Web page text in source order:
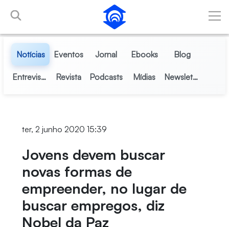
Pular para o Conteúdo principal
Notícias Eventos Jornal Ebooks Blog
Entrevistas Revista Podcasts Mídias Newsletter
ter, 2 junho 2020 15:39
Jovens devem buscar
novas formas de
empreender, no lugar de
buscar empregos, diz
Nobel da Paz